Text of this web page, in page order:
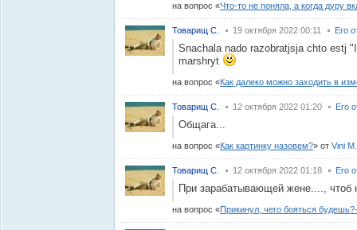
на вопрос Что-то не поняла, а когда дуру
Товарищ С. 19 октября 2022 00:11 Его
Snachala nado razobratjsja chto estj
marshryt
на вопрос Как далеко можно заходить в
Товарищ С. 12 октября 2022 01:20 Его
Общага...
на вопрос Как картинку назовем? от Vini M.
Товарищ С. 12 октября 2022 01:18 Его
При зарабатывающей жене...., чтоб
на вопрос Прикинул, чего бояться